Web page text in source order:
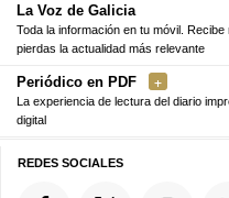
La Voz de Galicia
Toda la información en tu móvil.
pierdas la actualidad más relevante
Periódico en PDF
La experiencia de lectura del diario
digital
REDES SOCIALES